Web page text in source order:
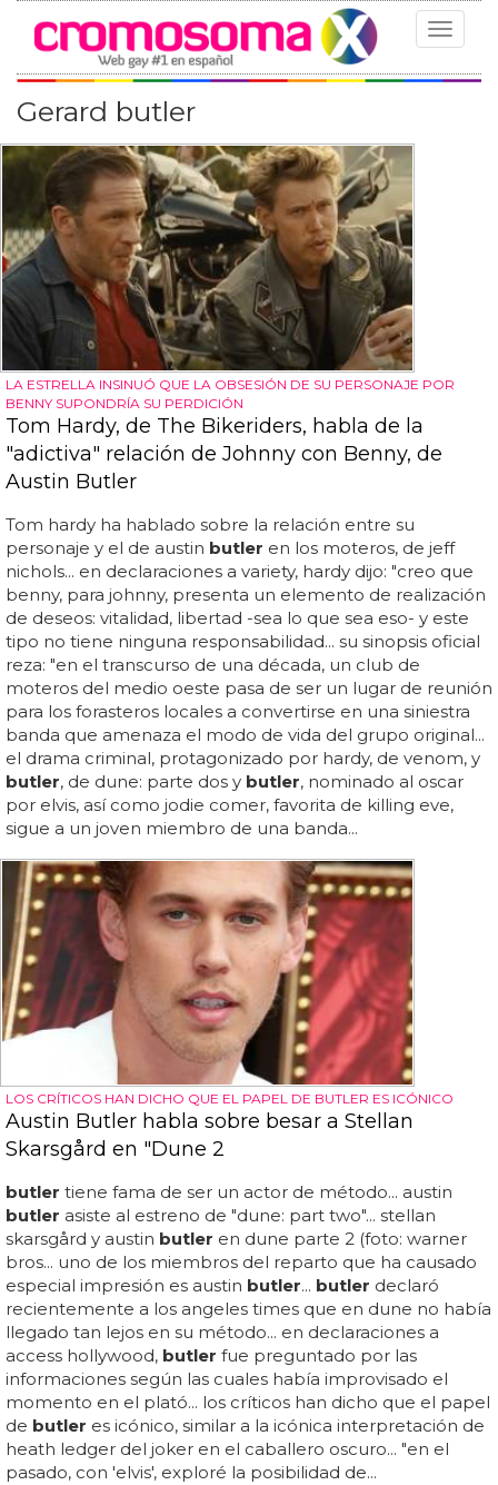
Toggle
Gerard butler
LA ESTRELLA INSINUÓ QUE LA OBSESIÓN DE SU PERSONAJE POR
BENNY SUPONDRÍA SU PERDICIÓN
Tom Hardy, de The Bikeriders, habla de la
"adictiva" relación de Johnny con Benny, de
Austin Butler
Tom hardy ha hablado sobre la relación entre su
personaje y el de austin butler en los moteros, de jeff
nichols... en declaraciones a variety, hardy dijo: "creo que
benny, para johnny, presenta un elemento de realización
de deseos: vitalidad, libertad -sea lo que sea eso- y este
tipo no tiene ninguna responsabilidad... su sinopsis oficial
reza: "en el transcurso de una década, un club de
moteros del medio oeste pasa de ser un lugar de reunión
para los forasteros locales a convertirse en una siniestra
banda que amenaza el modo de vida del grupo original...
el drama criminal, protagonizado por hardy, de venom, y
butler, de dune: parte dos y butler, nominado al oscar
por elvis, así como jodie comer, favorita de killing eve,
sigue a un joven miembro de una banda...
LOS CRÍTICOS HAN DICHO QUE EL PAPEL DE BUTLER ES ICÓNICO
Austin Butler habla sobre besar a Stellan
Skarsgård en "Dune 2
butler tiene fama de ser un actor de método... austin
butler asiste al estreno de "dune: part two"... stellan
skarsgård y austin butler en dune parte 2 (foto: warner
bros... uno de los miembros del reparto que ha causado
especial impresión es austin butler... butler declaró
recientemente a los angeles times que en dune no había
llegado tan lejos en su método... en declaraciones a
access hollywood, butler fue preguntado por las
informaciones según las cuales había improvisado el
momento en el plató... los críticos han dicho que el papel
de butler es icónico, similar a la icónica interpretación de
heath ledger del joker en el caballero oscuro... "en el
pasado, con 'elvis', exploré la posibilidad de...